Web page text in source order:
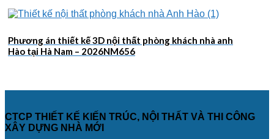
Phương án thiết kế 3D nội thất phòng khách nhà anh
Hào tại Hà Nam – 2026NM656
CTCP THIẾT KẾ KIẾN TRÚC, NỘI THẤT VÀ THI CÔNG
XÂY DỰNG NHÀ MỚI